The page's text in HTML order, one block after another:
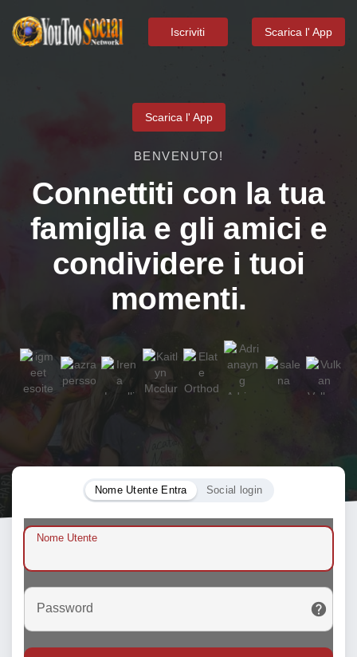
Iscriviti Scarica l' App
Scarica l' App
BENVENUTO!
Connettiti con la tua
famiglia e gli amici e
condividere i tuoi
momenti.
Nome Utente Entra Social login
Nome Utente
Password